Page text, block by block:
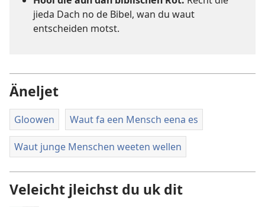
jieda Dach no de Bibel, wan du waut
entscheiden motst.
Äneljet
Gloowen Waut fa een Mensch eena es
Waut junge Menschen weeten wellen
Veleicht jleichst du uk dit